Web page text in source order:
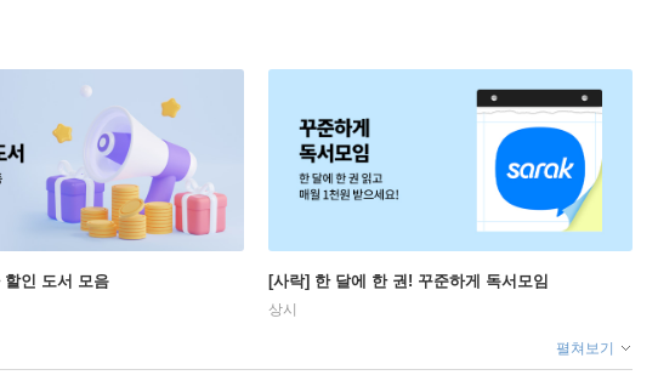
인 도서 모음 [사락] 한 달에 한 권! 꾸준하게 독서모임
상시
펼쳐보기